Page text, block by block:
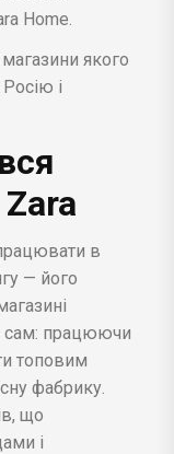
Home.
якого
і
в
— його
сам: працюючи
топовим
фабрику.
що
і